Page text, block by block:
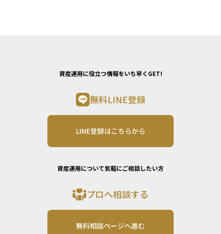
資産運用に役立つ情報をいち早くGET!
無料LINE登録
LINE登録はこちらから
資産運用について気軽にご相談したい方
プロへ相談する
無料相談ページへ進む